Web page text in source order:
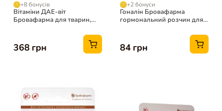
+8 бонусів
Вітаміни ДАЕ-віт
Бровафарма для тварин,
368 грн
+2 бонуси
Гоналін Бровафарма
гормональний розчин для
84 грн